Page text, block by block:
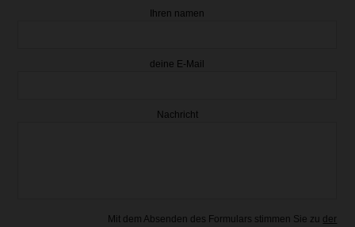
Ihren namen
deine E-Mail
Nachricht
Mit dem Absenden des Formulars stimmen Sie zu der